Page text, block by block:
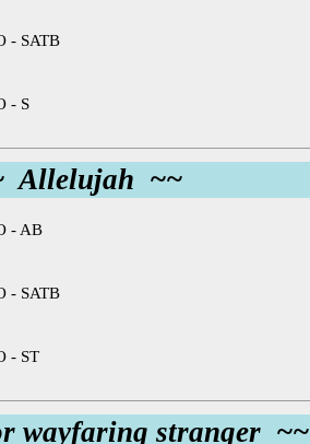
- SATB
- S
Allelujah ~~
- AB
- SATB
- ST
wayfaring stranger ~~